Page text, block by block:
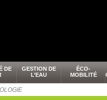
DE
GESTION DE
L’EAU
ÉCO-
MOBILITÉ